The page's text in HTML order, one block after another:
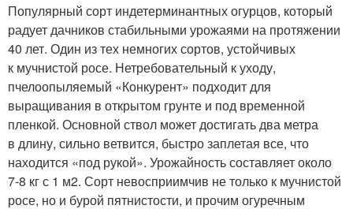
Популярный сорт индетерминантных огурцов, который
радует дачников стабильными урожаями на протяжении
40 лет. Один из тех немногих сортов, устойчивых
к мучнистой росе. Нетребовательный к уходу,
пчелоопыляемый «Конкурент» подходит для
выращивания в открытом грунте и под временной
пленкой. Основной ствол может достигать два метра
в длину, сильно ветвится, быстро заплетая все, что
находится «под рукой». Урожайность составляет около
7-8 кг с 1 м2. Сорт невосприимчив не только к мучнистой
росе, но и бурой пятнистости, и прочим огуречным